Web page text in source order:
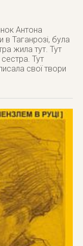
Антона
в Таганрозі, була
жила тут. Тут
Тут
свої твори